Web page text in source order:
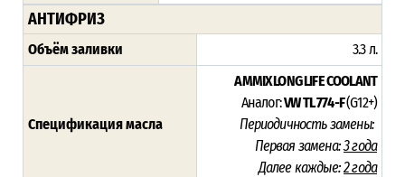
АНТИФРИЗ
Объём заливки 3.3 л.
Спецификация масла
AMMIX LONG LIFE COOLANT
Аналог:VW TL 774-F(G12+)
Периодичность замены:
Первая замена:3 года
Далее каждые:2 года